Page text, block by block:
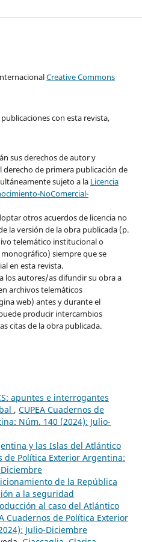
Creative Commons
con esta revista,
sus derechos de autor y
derecho de primera publicación de
sujeto a la Licencia
NoComercial-
otros acuerdos de licencia no
la versión de la obra publicada (p.
telemático institucional o
siempre que se
en esta revista.
los autores/as difundir su obra a
archivos telemáticos
web) antes y durante el
producir intercambios
citas de la obra publicada.
apuntes e interrogantes
, CUPEA Cuadernos de
Núm. 140 (2024): Julio-
y las Islas del Atlántico
de Política Exterior Argentina:
de la República
a la seguridad
al caso del Atlántico
Cuadernos de Política Exterior
Julio-Diciembre